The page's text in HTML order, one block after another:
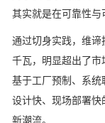
其实就是在可靠性与
通过切身实践，维
千瓦，明显超出了市
基于工厂预制、系
设计快、现场部署
新潮流。